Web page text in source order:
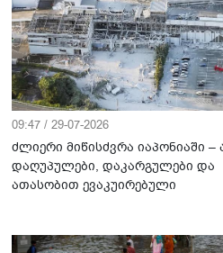
09:47 / 29-07-2026
ძლიერი მიწისძვრა იაპონიაში –
დაღუპულები, დაკარგულები და
ათასობით ევაკუირებული